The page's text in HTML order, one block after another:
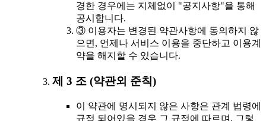
경한 경우에는 지체없이 "공지사항"을 통해
공시합니다.
③ 이용자는 변경된 약관사항에 동의하지 않
으면, 언제나 서비스 이용을 중단하고 이용계
약을 해지할 수 있습니다.
제 3 조 (약관외 준칙)
이 약관에 명시되지 않은 사항은 관계 법령에
규정 되어있을 경우 그 규정에 따르며, 그렇